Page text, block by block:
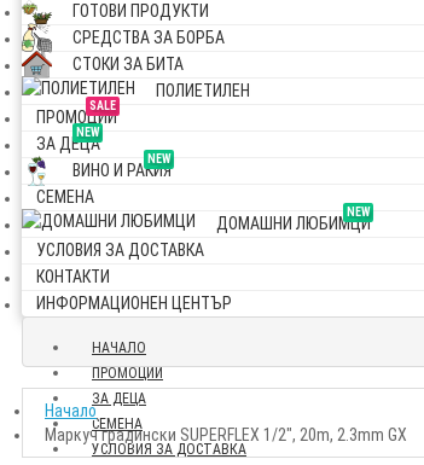
ГОТОВИ ПРОДУКТИ
СРЕДСТВА ЗА БОРБА
СТОКИ ЗА БИТА
ПОЛИЕТИЛЕН
SALE
ПРОМОЦИИ
NEW
ЗА ДЕЦА
NEW
ВИНО И РАКИЯ
СЕМЕНА
NEW
ДОМАШНИ ЛЮБИМЦИ
УСЛОВИЯ ЗА ДОСТАВКА
КОНТАКТИ
ИНФОРМАЦИОНЕН ЦЕНТЪР
НАЧАЛО
ПРОМОЦИИ
ЗА ДЕЦА
СЕМЕНА
УСЛОВИЯ ЗА ДОСТАВКА
Начало
Маркуч градински SUPERFLEX 1/2", 20m, 2.3mm GX